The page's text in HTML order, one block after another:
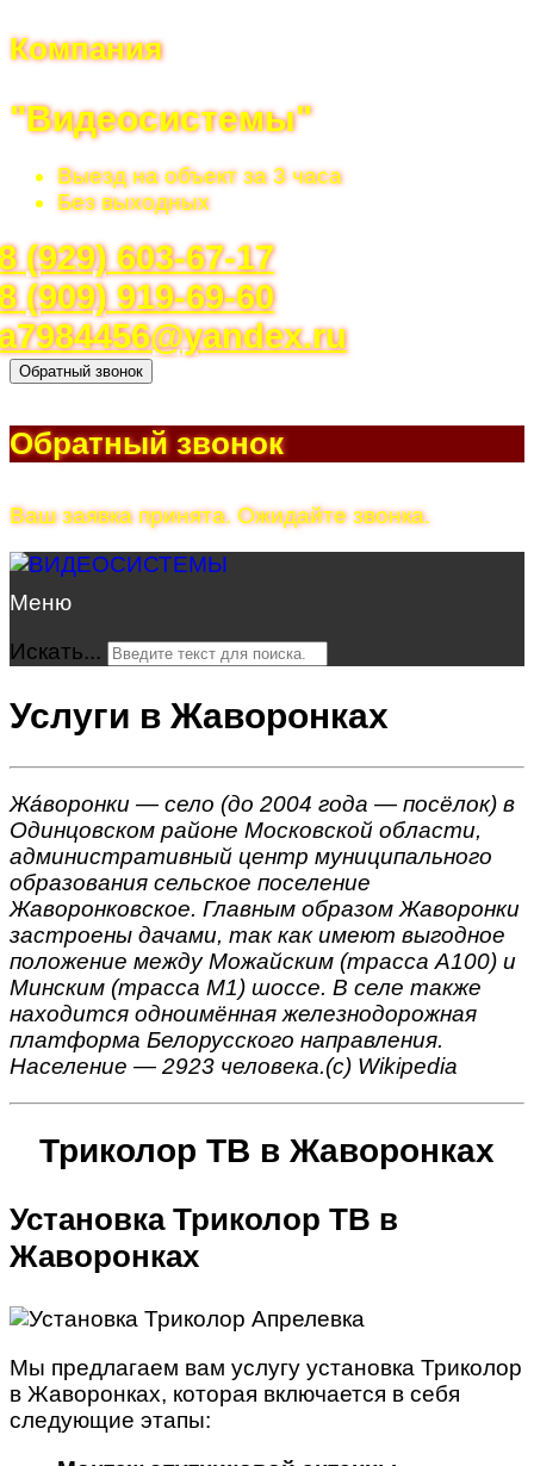
Компания
"Видеосистемы"
Выезд на объект за 3 часа
Без выходных
(929) 603-67-17
(909) 919-69-60
Обратный звонок
Обратный звонок
Ваш заявка принята. Ожидайте звонка.
Меню
Искать...
Услуги в Жаворонках
Жа́воронки — село (до 2004 года — посёлок) в
Одинцовском районе Московской области,
административный центр муниципального
образования сельское поселение
Жаворонковское. Главным образом Жаворонки
застроены дачами, так как имеют выгодное
положение между Можайским (трасса А100) и
Минским (трасса М1) шоссе. В селе также
находится одноимённая железнодорожная
платформа Белорусского направления.
Население — 2923 человека.(с) Wikipedia
Триколор ТВ в Жаворонках
Установка Триколор ТВ в
Жаворонках
Мы предлагаем вам услугу установка Триколор
в Жаворонках, которая включается в себя
следующие этапы: